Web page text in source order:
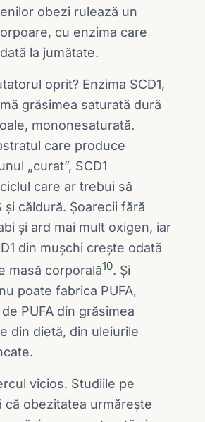
obezi rulează un
cu enzima care
la jumătate.
oprit? Enzima SCD1,
grăsimea saturată dură
mononesaturată.
care produce
„curat”, SCD1
care ar trebui să
și căldură. Șoarecii fără
și ard mai mult oxigen, iar
din mușchi crește odată
masă corporală10. Și
poate fabrica PUFA,
PUFA din grăsimea
din dietă, din uleiurile
vicios. Studiile pe
că obezitatea urmărește